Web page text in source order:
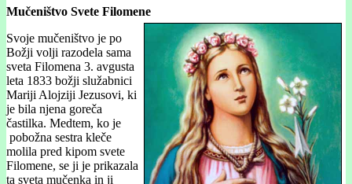
Mučeništvo Svete Filomene
Svoje mučeništvo je po
Božji volji razodela sama
sveta Filomena 3. avgusta
leta 1833 božji služabnici
Mariji Alojziji Jezusovi, ki
je bila njena goreča
častilka. Medtem, ko je
pobožna sestra kleče
molila pred kipom svete
Filomene, se ji je prikazala
ta sveta mučenka in ji